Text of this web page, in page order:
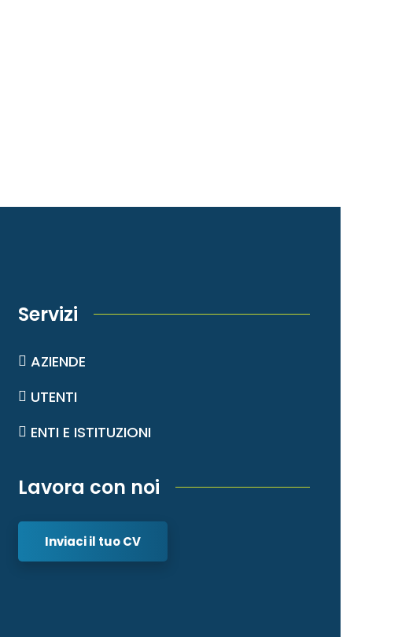
Servizi
AZIENDE
UTENTI
ENTI E ISTITUZIONI
Lavora con noi
Inviaci il tuo CV